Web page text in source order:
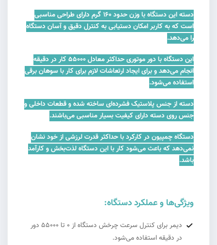
دسته این دستگاه با وزن حدود 160 گرم دارای طراحی مناسبی
است که به کاربر امکان دستیابی به کنترل دقیق و آسان دستگاه
را می‌دهد.
این دستگاه با دور موتوری حداکثر معادل 55000 کار در دقیقه
انجام می‌دهد و برای ایجاد ارتعاشات لازم برای کار با سوهان برقی
استفاده می‌شود.
دسته از جنس پلاستیک فشرده‌ای ساخته شده و قطعات داخلی و
جنس روی دسته دارای کیفیت بسیار مناسبی می‌باشند.
دستگاه چمپیون در کارکرد با حداکثر قدرت لرزشی از خود نشان
نمی‌دهد که باعث می‌شود کار با این دستگاه لذت‌بخش و کارآمد
باشد.
ویژگی‌ها و عملکرد دستگاه:
دیمر برای کنترل سرعت چرخش دستگاه از 0 تا 55000 دور
در دقیقه استفاده می‌شود.